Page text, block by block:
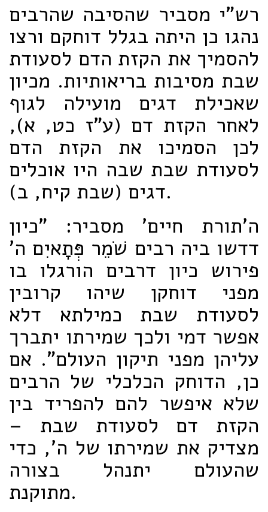
רש"י מסביר שהסיבה שהרבים
נהגו כן היתה בגלל דוחקם ורצו
להסמיך את הקזת הדם לסעודת
שבת מסיבות בריאותיות. מכיון
שאכילת דגים מועילה לגוף
לאחר הקזת דם (ע"ז כט, א),
לכן הסמיכו את הקזת הדם
לסעודת שבת שבה היו אוכלים
דגים (שבת קיח, ב).
ה'תורת חיים' מסביר: "כיון
דדשו ביה רבים שֹׁמֵר פְּתָאיִם ה'
פירוש כיון דרבים הורגלו בו
מפני דוחקן שיהו קרובין
לסעודת שבת כמילתא דלא
אפשר דמי ולכך שמירתו יתברך
עליהן מפני תיקון העולם". אם
כן, הדוחק הכלכלי של הרבים
שלא איפשר להם להפריד בין
הקזת דם לסעודת שבת –
מצדיק את שמירתו של ה', כדי
שהעולם יתנהל בצורה
מתוקנת.